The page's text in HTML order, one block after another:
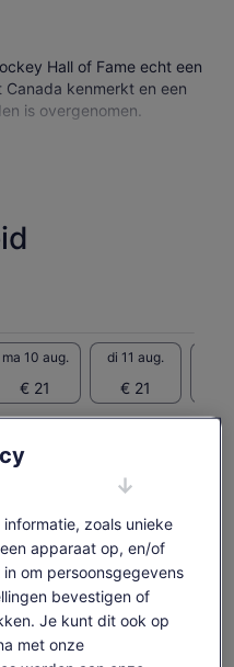
Hall of Fame echt een
kenmerkt en een
is overgenomen.
schieten tegen
Zone.
hockeyartefacten en
met de heilige graal
Cup.
ma 10 aug.
€ 21
di 11 aug.
€ 21
Tickets weergeven
geven
Opent
nieuwe
tab
en administratiekosten
om te kopen)
zoals unieke
apparaat op, en/of
om persoonsgegevens
bevestigen of
Je kunt dit ook op
met onze